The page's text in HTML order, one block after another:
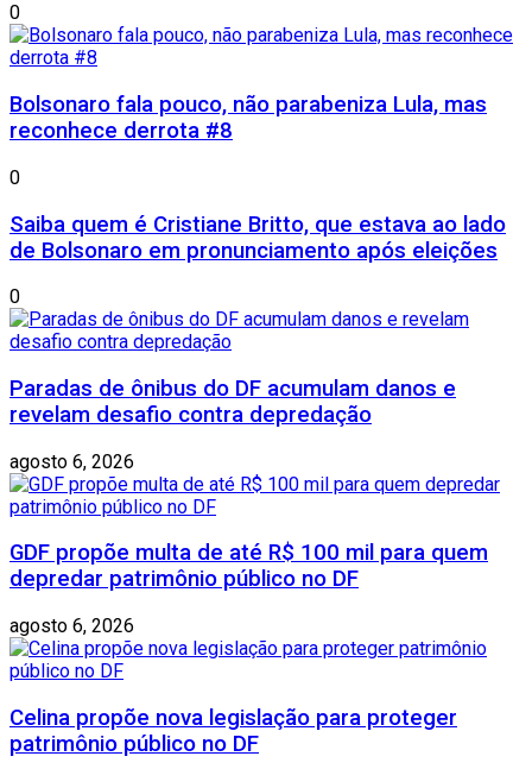
0
Bolsonaro fala pouco, não parabeniza Lula, mas
reconhece derrota #8
0
Saiba quem é Cristiane Britto, que estava ao lado
de Bolsonaro em pronunciamento após eleições
0
Paradas de ônibus do DF acumulam danos e
revelam desafio contra depredação
agosto 6, 2026
GDF propõe multa de até R$ 100 mil para quem
depredar patrimônio público no DF
agosto 6, 2026
Celina propõe nova legislação para proteger
patrimônio público no DF